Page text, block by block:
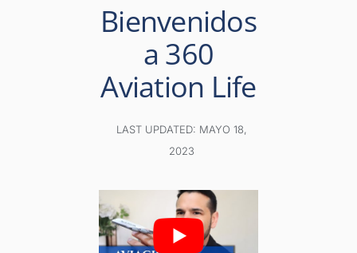
Bienvenidos
a 360
Aviation Life
LAST UPDATED: MAYO 18,
2023